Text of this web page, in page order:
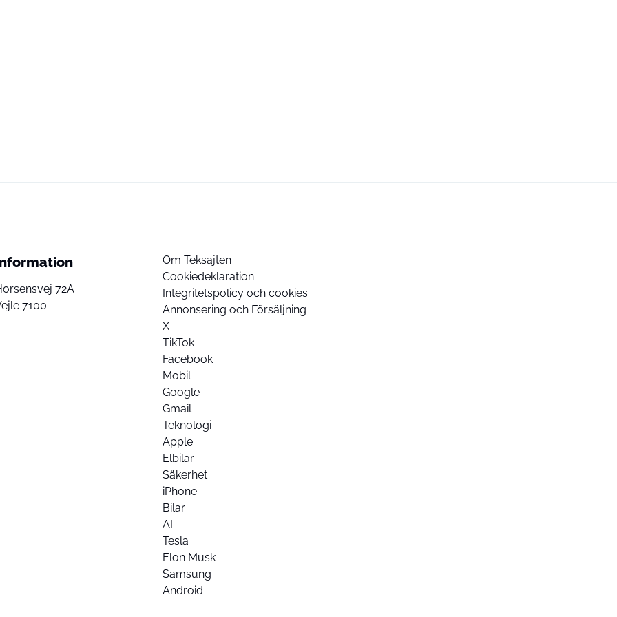
72A
7100
Om Teksajten
Cookiedeklaration
Integritetspolicy och cookies
Annonsering och Försäljning
X
TikTok
Facebook
Mobil
Google
Gmail
Teknologi
Apple
Elbilar
Säkerhet
iPhone
Bilar
AI
Tesla
Elon Musk
Samsung
Android